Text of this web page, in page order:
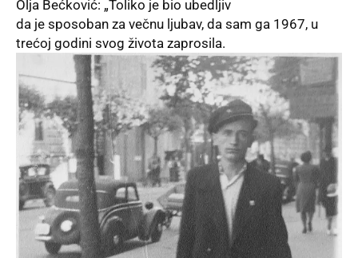
Olja Bećković: „Toliko je bio ubedljiv
da je sposoban za večnu ljubav, da sam ga 1967, u
trećoj godini svog života zaprosila.